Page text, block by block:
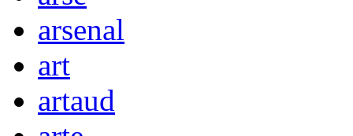
arsenal
art
artaud